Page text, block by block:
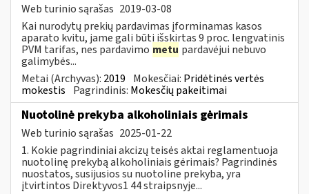
Web turinio sąrašas 2019-03-08
Kai nurodytų prekių pardavimas įforminamas kasos
aparato kvitu, jame gali būti išskirtas 9 proc. lengvatinis
PVM tarifas, nes pardavimo metu pardavėjui nebuvo
galimybės...
Metai (Archyvas): 2019 Mokesčiai: Pridėtinės vertės
mokestis Pagrindinis: Mokesčių pakeitimai
Nuotolinė prekyba alkoholiniais gėrimais
Web turinio sąrašas 2025-01-22
1. Kokie pagrindiniai akcizų teisės aktai reglamentuoja
nuotolinę prekybą alkoholiniais gėrimais? Pagrindinės
nuostatos, susijusios su nuotoline prekyba, yra
įtvirtintos Direktyvos1 44 straipsnyje...